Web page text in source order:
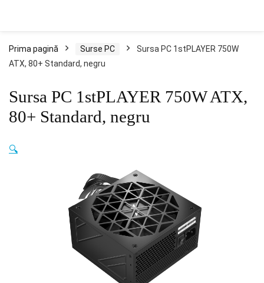
Prima pagină Surse PC
Sursa PC 1stPLAYER 750W
ATX, 80+ Standard, negru
Sursa PC 1stPLAYER 750W ATX,
80+ Standard, negru
🔍